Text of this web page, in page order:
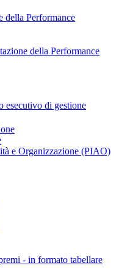
della Performance
della Performance
esecutivo di gestione
e Organizzazione (PIAO)
- in formato tabellare